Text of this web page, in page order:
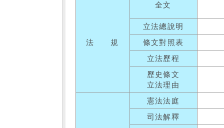
法 規
全文
立法總說明
條文對照表
立法歷程
歷史條文
立法理由
憲法法庭
司法解釋